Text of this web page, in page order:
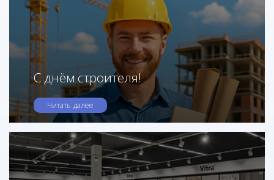
С днём строителя!
Читать далее